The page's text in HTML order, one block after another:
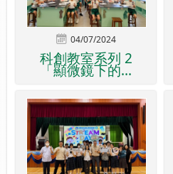
04/07/2024
科創教室系列 2
「顯微鏡下的...